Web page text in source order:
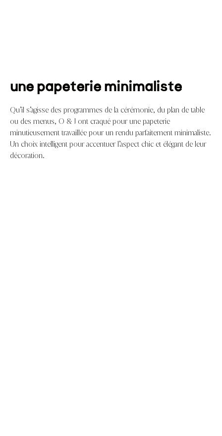
une papeterie minimaliste
Qu’il s’agisse des programmes de la cérémonie, du plan de table
ou des menus, O & J ont craqué pour une papeterie
minutieusement travaillée pour un rendu parfaitement minimaliste.
Un choix intelligent pour accentuer l’aspect chic et élégant de leur
décoration.